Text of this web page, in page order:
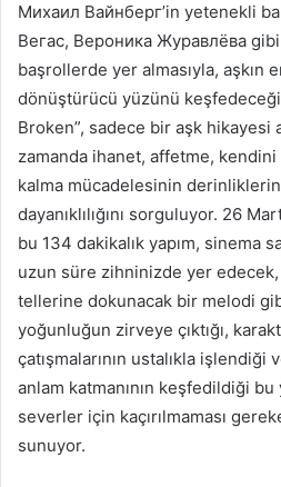
Михаил Вайнберг’in yetenekli
Вегас, Вероника Журавлёва
başrollerde yer almasıyla, aşkın
dönüştürücü yüzünü
Broken”, sadece bir aşk hikayesi
zamanda ihanet, affetme,
kalma mücadelesinin
dayanıklılığını sorguluyor. 26
bu 134 dakikalık yapım, sinema
uzun süre zihninizde yer
tellerine dokunacak bir melodi
yoğunluğun zirveye çıktığı,
çatışmalarının ustalıkla
anlam katmanının keşfedildiği bu
severler için kaçırılmaması
sunuyor.